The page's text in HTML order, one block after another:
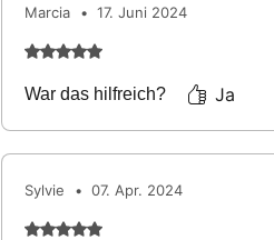
Marcia • 17. Juni 2024
Mit 5 von 5 Sternen bewertet.
War das hilfreich? Ja
Sylvie • 07. Apr. 2024
Mit 5 von 5 Sternen bewertet.